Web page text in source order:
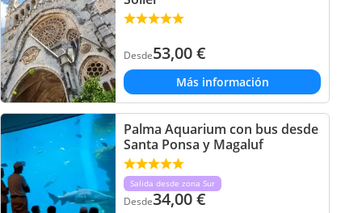
Desde53,00€
Más información
Palma Aquarium con bus desde
Santa Ponsa y Magaluf
Salida desde zona Sur
Desde34,00€